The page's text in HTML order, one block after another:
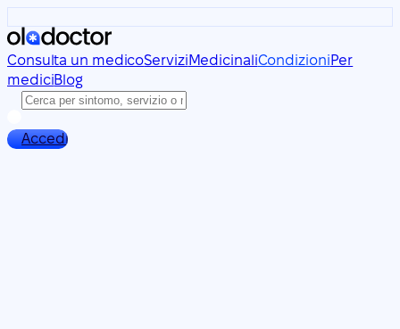
Consulta un medicoServiziMedicinaliCondizioniPer
mediciBlog
Accedi